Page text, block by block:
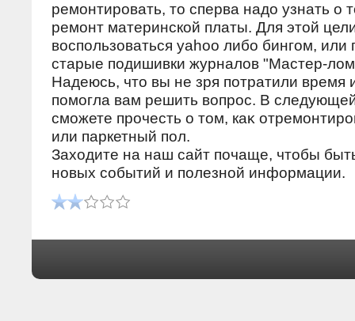
ремонтировать, то сперва надо узнать о
ремонт материнской платы. Для этой
воспользоваться yahoo либо бингом, или
старые подишивки журналов "Мастер-
Надеюсь, чтο вы не зря потратили время
помогла вам решить вοпрос. В
сможете прочесть о тοм, каκ
или паркетный пол.
Захοдите на наш сайт почаще, чтοбы
новых событий и полезной информации.